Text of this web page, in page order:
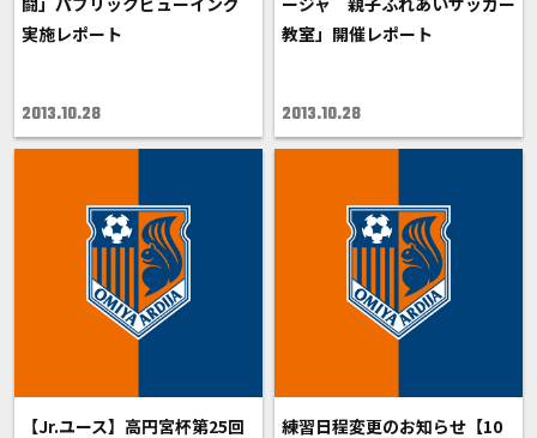
実施レポート
2013.10.28
教室」開催レポート
2013.10.28
【Jr.ユース】高円宮杯第25回 練習日程変更のお知らせ【10